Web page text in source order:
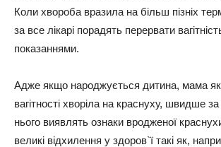
Коли хвороба вразила на більш пізніх
за все лікарі порадять перервати
показаннями.
Адже якщо народжується дитина, мама
вагітності хворіла на краснуху, швидше за
нього виявлять ознаки вродженої
великі відхилення у здоров`ї такі як,